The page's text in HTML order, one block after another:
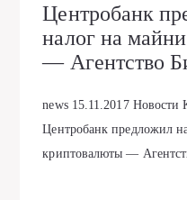
Центробанк
налог на
— Агентство
news 15.11.2017 Новости
Центробанк предложил
криптовалюты —